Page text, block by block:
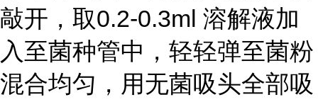
敲开，取0.2-0.3ml 溶解液加
入至菌种管中，轻轻弹至菌粉
混合均匀，用无菌吸头全部吸